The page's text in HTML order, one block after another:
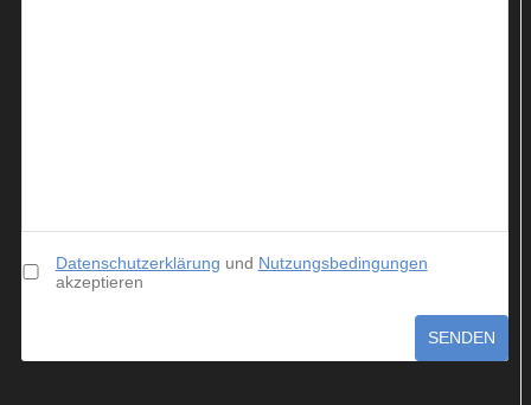
Datenschutzerklärung und Nutzungsbedingungen
akzeptieren
SENDEN